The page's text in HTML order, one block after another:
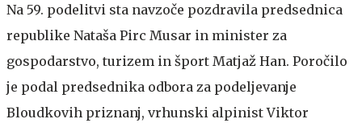
Na 59. podelitvi sta navzoče pozdravila predsednica
republike Nataša Pirc Musar in minister za
gospodarstvo, turizem in šport Matjaž Han. Poročilo
je podal predsednika odbora za podeljevanje
Bloudkovih priznanj, vrhunski alpinist Viktor